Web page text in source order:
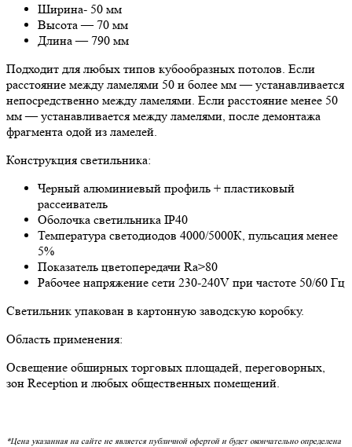
Ширина- 50 мм
Высота — 70 мм
Длина — 790 мм
Подходит для любых типов кубообразных потолов. Если
расстояние между ламелями 50 и более мм — устанавливается
непосредственно между ламелями. Если расстояние менее 50
мм — устанавливается между ламелями, после демонтажа
фрагмента одой из ламелей.
Конструкция светильника:
Черный алюминиевый профиль + пластиковый
рассеиватель
Оболочка светильника IP40
Температура светодиодов 4000/5000К, пульсация менее
5%
Показатель цветопередачи Ra>80
Рабочее напряжение сети 230-240V при частоте 50/60 Гц
Светильник упакован в картонную заводскую коробку.
Область применения:
Освещение обширных торговых площадей, переговорных,
зон Reception и любых общественных помещений.
*Цена указанная на сайте не является публичной офертой и будет окончательно определена